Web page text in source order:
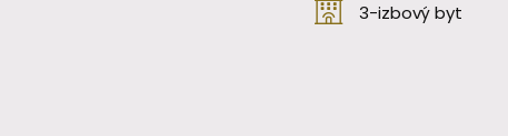
3-izbový byt